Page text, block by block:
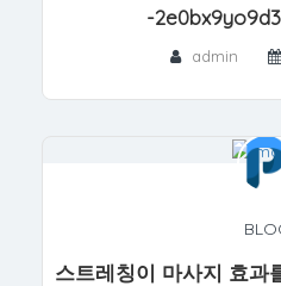
-
admin
스트레칭이 마사지 효과